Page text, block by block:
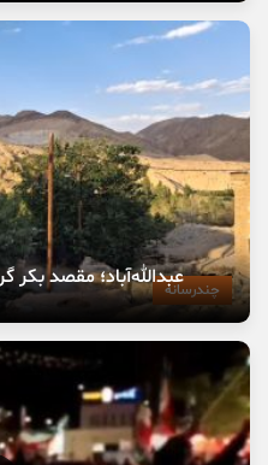
چندرسانهعبدالله‌آباد؛ مقصد